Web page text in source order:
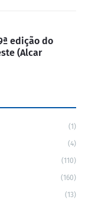
edição do
(Alcar
(1)
(4)
(110)
(160)
(13)